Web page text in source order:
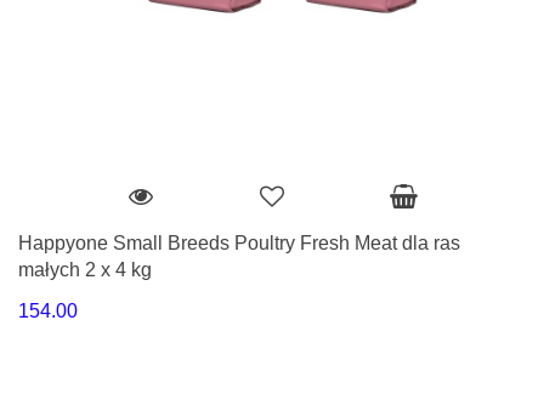
Happyone Small Breeds Poultry Fresh Meat dla ras
małych 2 x 4 kg
154.00